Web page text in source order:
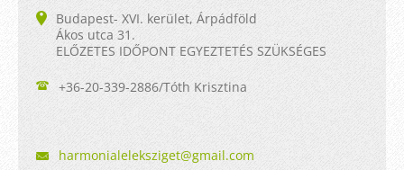
Budapest- XVI. kerület, Árpádföld
Ákos utca 31.
ELŐZETES IDŐPONT EGYEZTETÉS SZÜKSÉGES
+36-20-339-2886/Tóth Krisztina
harmonialeleksziget@gmail.com